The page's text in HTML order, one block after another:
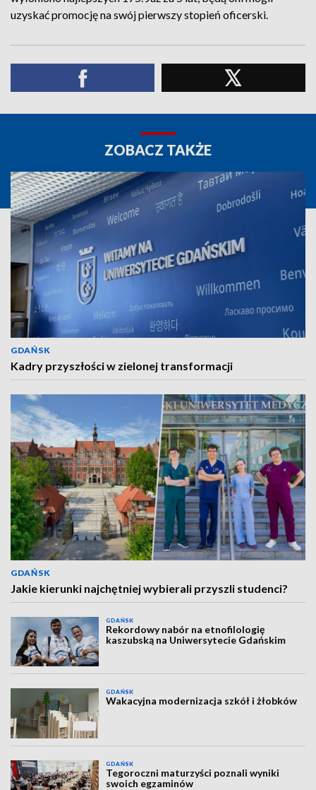
uzyskać promocję na swój pierwszy stopień oficerski.
ZOBACZ TAKŻE
GDAŃSK
Kadry przyszłości w zielonej transformacji
GDAŃSK
Jakie kierunki najchętniej wybierali przyszli studenci?
GDAŃSK
Rekordowy nabór na etnofilologię
kaszubską na Uniwersytecie Gdańskim
GDAŃSK
Wakacyjna modernizacja szkół i żłobków
GDAŃSK
Tegoroczni maturzyści poznali wyniki
swoich egzaminów